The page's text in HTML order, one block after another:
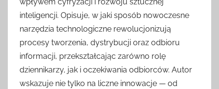
wpływem cyfryzacji i rozwoju sztucznej
inteligencji. Opisuje, w jaki sposób nowoczesne
narzędzia technologiczne rewolucjonizują
procesy tworzenia, dystrybucji oraz odbioru
informacji, przekształcając zarówno rolę
dziennikarzy, jak i oczekiwania odbiorców. Autor
wskazuje nie tylko na liczne innowacje — od